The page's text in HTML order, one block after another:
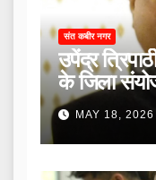
संत कबीर नगर
उपेंद्र
के जिला
MAY 18, 2026